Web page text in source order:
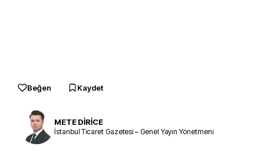
Beğen Kaydet
METE DİRİCE
İstanbul Ticaret Gazetesi – Genel Yayın Yönetmeni